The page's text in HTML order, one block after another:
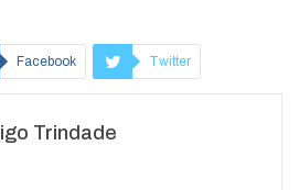
Facebook Twitter
Trindade